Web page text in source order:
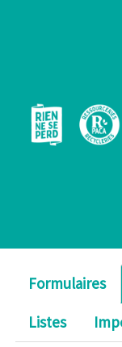
Formulaires
Listes